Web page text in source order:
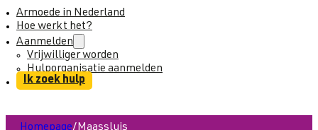
Armoede in Nederland
Hoe werkt het?
Aanmelden
Vrijwilliger worden
Hulporganisatie aanmelden
Ik zoek hulp